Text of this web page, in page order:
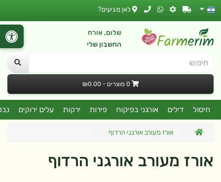
לאן מגיעים?
שלום, אורח
החשבון שלי
חיפוש
0 מוצרים - ₪0.00
חיסול דילים אורגני בפיקוח פירות ירקות עלים ירוקים
אורז מעורב אורגני הרדוף
אורז מעורב אורגני הרדוף